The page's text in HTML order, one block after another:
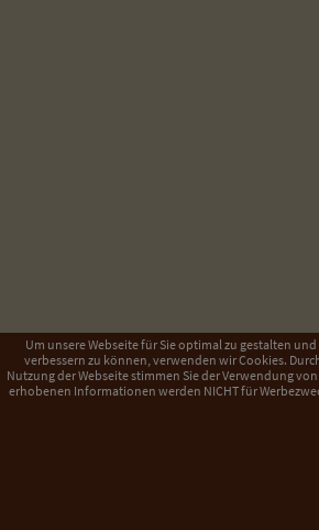
Um unsere Webseite für Sie optimal zu gestalten
verbessern zu können, verwenden wir Cookies.
Nutzung der Webseite stimmen Sie der Verwendung
erhobenen Informationen werden NICHT für